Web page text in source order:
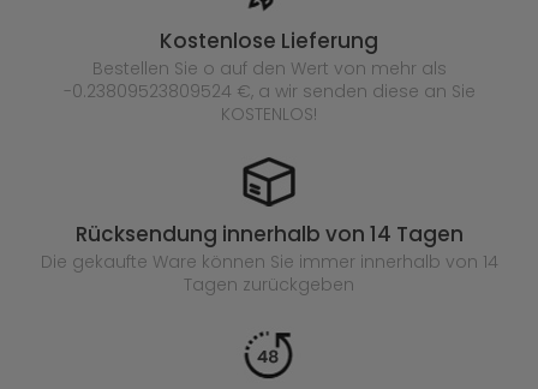
Kostenlose Lieferung
Bestellen Sie o auf den Wert von mehr als
-0.23809523809524 €, a wir senden diese an Sie
KOSTENLOS!
Rücksendung innerhalb von 14 Tagen
Die gekaufte Ware können Sie immer innerhalb von 14
Tagen zurückgeben